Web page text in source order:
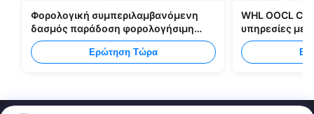
Φορολογική συμπεριλαμβανόμενη
δασμός παράδοση φορολογήσιμη
στέλνοντας όλους τους τύπους
συσκευασιώνΕρώτηση Τώρα
WHL OOCL
υπηρεσίες
από την Κίνα